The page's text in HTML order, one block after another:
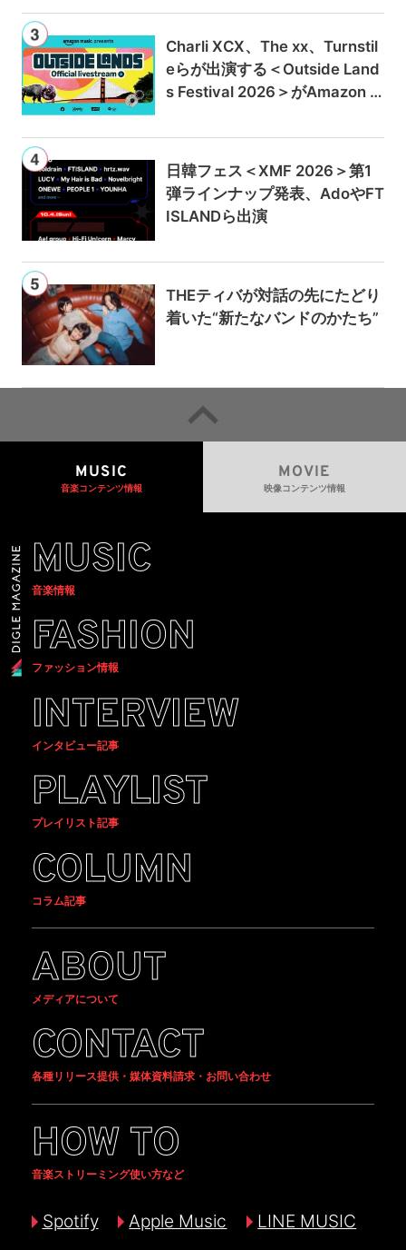
Charli XCX、The xx、Turnstil
eらが出演する＜Outside Land
s Festival 2026＞がAmazon M
ブ配信
日韓フェス＜XMF 2026＞第1
弾ラインナップ発表、AdoやFT
ISLANDら出演
THEティバが対話の先にたどり
着いた“新たなバンドのかたち”
MUSIC
音楽コンテンツ情報
MOVIE
映像コンテンツ情報
MUSIC
音楽情報
FASHION
ファッション情報
INTERVIEW
インタビュー記事
PLAYLIST
プレイリスト記事
COLUMN
コラム記事
ABOUT
メディアについて
CONTACT
各種リリース提供・媒体資料請求・お問い合わせ
HOW TO
音楽ストリーミング使い方など
Spotify Apple Music
LINE MUSIC